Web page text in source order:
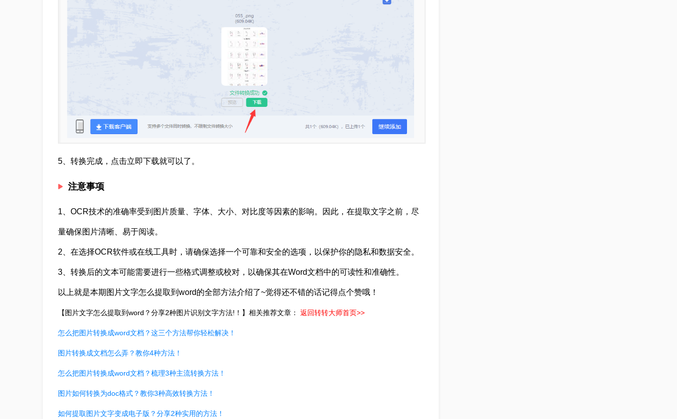
5、转换完成，点击立即下载就可以了。
注意事项
1、OCR技术的准确率受到图片质量、字体、大小、对比度等因素的影响。因此，在提取文字之前，尽
量确保图片清晰、易于阅读。
2、在选择OCR软件或在线工具时，请确保选择一个可靠和安全的选项，以保护你的隐私和数据安全。
3、转换后的文本可能需要进行一些格式调整或校对，以确保其在Word文档中的可读性和准确性。
以上就是本期图片文字怎么提取到word的全部方法介绍了~觉得还不错的话记得点个赞哦！
【图片文字怎么提取到word？分享2种图片识别文字方法!！】相关推荐文章： 返回转转大师首页>>
怎么把图片转换成word文档？这三个方法帮你轻松解决！
图片转换成文档怎么弄？教你4种方法！
怎么把图片转换成word文档？梳理3种主流转换方法！
图片如何转换为doc格式？教你3种高效转换方法！
如何提取图片文字变成电子版？分享2种实用的方法！